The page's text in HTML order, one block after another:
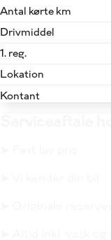
Antal kørte km
Drivmiddel
1. reg.
Lokation
Kontant